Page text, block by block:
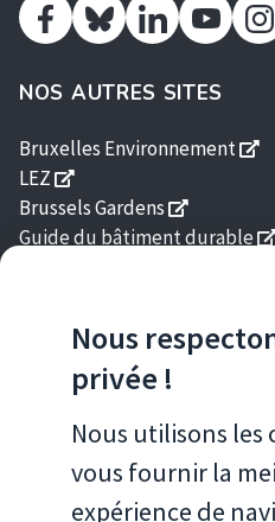
Nous
privée !
Nous utilisons les
vous fournir la
expérience de
FacebookBlueskyLinkedin
NOS AUTRES SITES
Bruxelles Environnement
LEZ
s'ouvre dans une
Brussels Gardens
s'ouvre
Guide du bâtiment durable
NOS APPLICATIONS
Brussels Air